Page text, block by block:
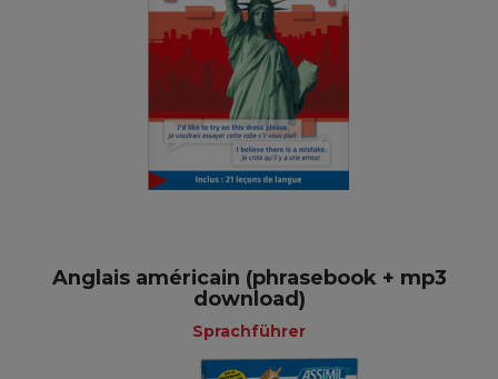
Anglais américain (phrasebook + mp3
download)
Sprachführer